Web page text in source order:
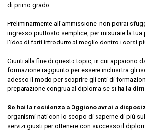
di primo grado.
Preliminarmente all'ammissione, non potrai
ingresso piuttosto semplice, per misurare la tua
l'idea di farti introdurre al meglio dentro i corsi
Giunti alla fine di questo topic, in cui appaiono
formazione raggiunto per essere inclusi tra gli
adesso il modo per scoprire gli enti di
preparazione congrua al diploma se si ha la
Se hai la residenza a Oggiono avrai a
organismi nati con lo scopo di saperne di più
servizi giusti per ottenere con successo il